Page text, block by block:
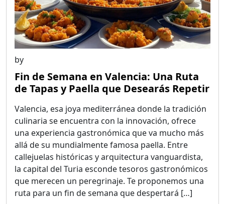
by
Fin de Semana en Valencia: Una Ruta
de Tapas y Paella que Desearás Repetir
Valencia, esa joya mediterránea donde la tradición
culinaria se encuentra con la innovación, ofrece
una experiencia gastronómica que va mucho más
allá de su mundialmente famosa paella. Entre
callejuelas históricas y arquitectura vanguardista,
la capital del Turia esconde tesoros gastronómicos
que merecen un peregrinaje. Te proponemos una
ruta para un fin de semana que despertará […]